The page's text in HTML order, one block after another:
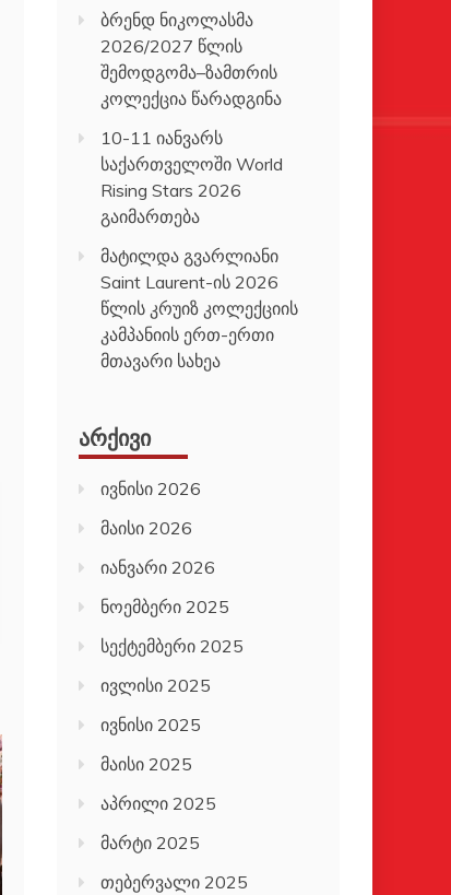
ბრენდ ნიკოლასმა
2026/2027 წლის
შემოდგომა–ზამთრის
კოლექცია წარადგინა
10-11 იანვარს
საქართველოში World
Rising Stars 2026
გაიმართება
მატილდა გვარლიანი
Saint Laurent-ის 2026
წლის კრუიზ კოლექციის
კამპანიის ერთ-ერთი
მთავარი სახეა
ᲐᲠᲥᲘᲕᲘ
ივნისი 2026
მაისი 2026
იანვარი 2026
ნოემბერი 2025
სექტემბერი 2025
ივლისი 2025
ივნისი 2025
მაისი 2025
აპრილი 2025
მარტი 2025
თებერვალი 2025